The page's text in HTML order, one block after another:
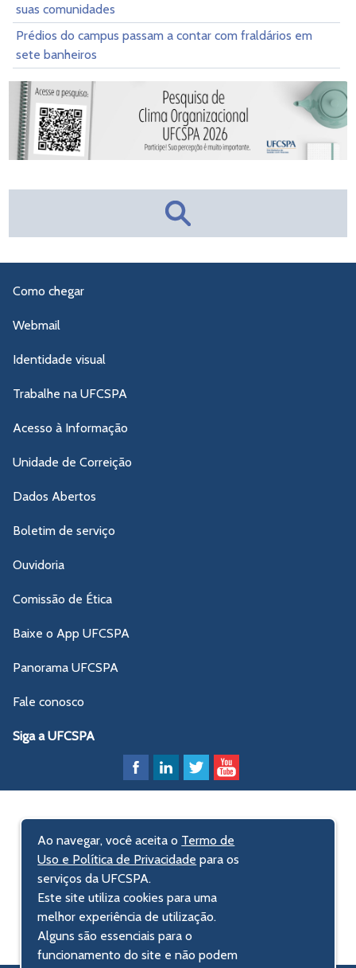
suas comunidades
Prédios do campus passam a contar com fraldários em
sete banheiros
Como chegar
Webmail
Identidade visual
Trabalhe na UFCSPA
Acesso à Informação
Unidade de Correição
Dados Abertos
Boletim de serviço
Ouvidoria
Comissão de Ética
Baixe o App UFCSPA
Panorama UFCSPA
Fale conosco
Siga a UFCSPA
Ao navegar, você aceita o Termo de
Uso e Política de Privacidade para os
serviços da UFCSPA.
Este site utiliza cookies para uma
melhor experiência de utilização.
Alguns são essenciais para o
funcionamento do site e não podem